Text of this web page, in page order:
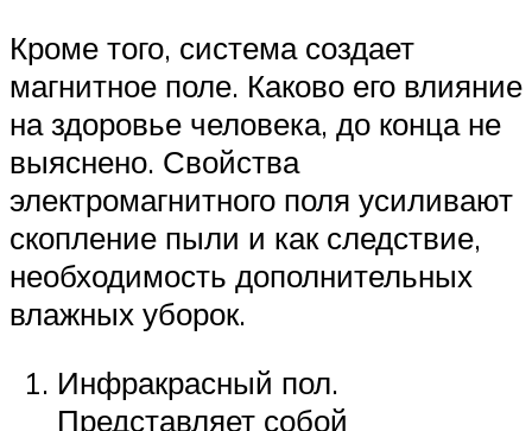
Кроме того, система создает
магнитное поле. Каково его влияние
на здоровье человека, до конца не
выяснено. Свойства
электромагнитного поля усиливают
скопление пыли и как следствие,
необходимость дополнительных
влажных уборок.
Инфракрасный пол.
Представляет собой